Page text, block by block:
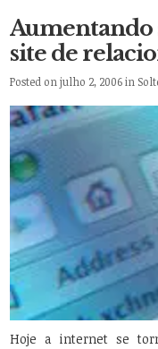
Aumentando
site de
Posted on julho 2, 2006 in
Hoje a internet se